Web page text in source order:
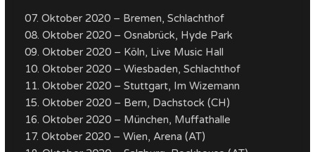
07. Oktober 2020 – Bremen, Schlachthof
08. Oktober 2020 – Osnabrück, Hyde Park
09. Oktober 2020 – Köln, Live Music Hall
10. Oktober 2020 – Wiesbaden, Schlachthof
11. Oktober 2020 – Stuttgart, Im Wizemann
15. Oktober 2020 – Bern, Dachstock (CH)
16. Oktober 2020 – München, Muffathalle
17. Oktober 2020 – Wien, Arena (AT)